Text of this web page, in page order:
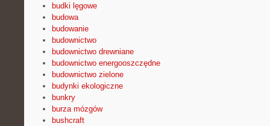
budki lęgowe
budowa
budowanie
budownictwo
budownictwo drewniane
budownictwo energooszczędne
budownictwo zielone
budynki ekologiczne
bunkry
burza mózgów
bushcraft